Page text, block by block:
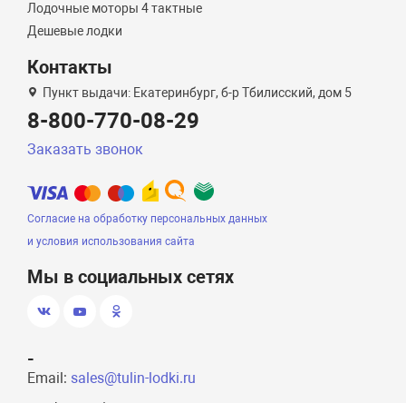
Лодочные моторы 4 тактные
Дешевые лодки
Контакты
Пункт выдачи: Екатеринбург, б-р Тбилисский, дом 5
8-800-770-08-29
Заказать звонок
Согласие на обработку персональных данных
и условия использования сайта
Мы в социальных сетях
-
Email: sales@tulin-lodki.ru